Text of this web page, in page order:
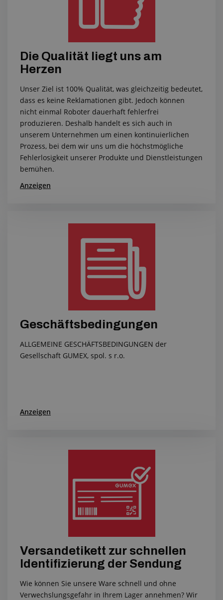
Die Qualität liegt uns am
Herzen
Unser Ziel ist 100% Qualität, was gleichzeitig bedeutet,
dass es keine Reklamationen gibt. Jedoch können
nicht einmal Roboter dauerhaft fehlerfrei
produzieren. Deshalb handelt es sich auch in
unserem Unternehmen um einen kontinuierlichen
Prozess, bei dem wir uns um die höchstmögliche
Fehlerlosigkeit unserer Produkte und Dienstleistungen
bemühen.
Anzeigen
Geschäftsbedingungen
ALLGEMEINE GESCHÄFTSBEDINGUNGEN der
Gesellschaft GUMEX, spol. s r.o.
Anzeigen
Versandetikett zur schnellen
Identifizierung der Sendung
Wie können Sie unsere Ware schnell und ohne
Verwechslungsgefahr in Ihrem Lager annehmen? Wir